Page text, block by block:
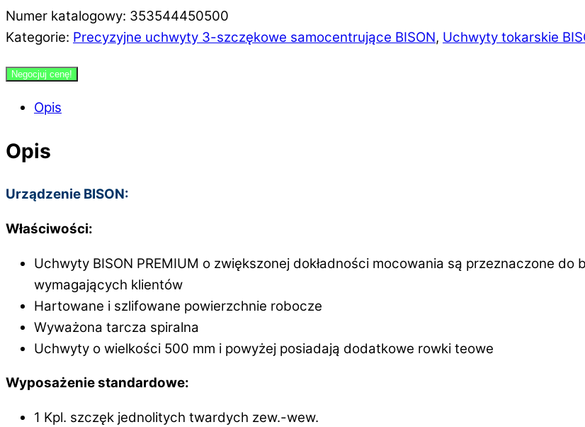
Numer katalogowy: 353544450500
Kategorie: Precyzyjne uchwyty 3-szczękowe samocentrujące BISON, Uchwyty tokarskie
Negocjuj cenę!
Opis
Opis
Urządzenie BISON:
Właściwości:
Uchwyty BISON PREMIUM o zwiększonej dokładności mocowania są przeznaczone
wymagających klientów
Hartowane i szlifowane powierzchnie robocze
Wyważona tarcza spiralna
Uchwyty o wielkości 500 mm i powyżej posiadają dodatkowe rowki teowe
Wyposażenie standardowe:
1 Kpl. szczęk jednolitych twardych zew.-wew.